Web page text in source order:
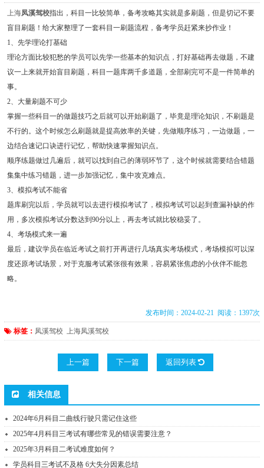
上海凤溪驾校指出，科目一比较简单，备考攻略其实就是多刷题，但是切记不要
盲目刷题！给大家整理了一套科目一刷题流程，备考学员赶紧来抄作业！
1、先学理论打基础
理论方面比较犯愁的学员可以先学一些基本的知识点，打好基础再去做题，不建
议一上来就开始盲目刷题，科目一题库两千多道题，全部刷完可不是一件简单的
事。
2、大量刷题不可少
掌握一些科目一的做题技巧之后就可以开始刷题了，毕竟是理论知识，不刷题是
不行的。这个时候怎么刷题就是提高效率的关键，先做顺序练习，一边做题，一
边结合速记口诀进行记忆，帮助快速掌握知识点。
顺序练题做过几遍后，就可以找到自己的薄弱环节了，这个时候就需要结合错题
集集中练习错题，进一步加强记忆，集中攻克难点。
3、模拟考试不能省
题库刷完以后，学员就可以去进行模拟考试了，模拟考试可以起到查漏补缺的作
用，多次模拟考试分数达到90分以上，再去考试就比较稳妥了。
4、考场模式来一遍
最后，建议学员在临近考试之前打开再进行几场真实考场模式，考场模拟可以深
度还原考试场景，对于克服考试紧张很有效果，容易紧张焦虑的小伙伴不能忽
略。
发布时间：2024-02-21 阅读：1397次
标签： 凤溪驾校 上海凤溪驾校
上一篇 下一篇 返回列表
相关信息
2024年6月科目二曲线行驶只需记住这些
2025年4月科目三考试有哪些常见的错误需要注意？
2025年3月科目二考试难度如何？
学员科目三考试不及格 6大失分因素总结